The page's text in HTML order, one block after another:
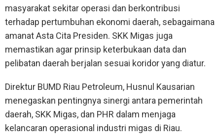
masyarakat sekitar operasi dan berkontribusi
terhadap pertumbuhan ekonomi daerah, sebagaimana
amanat Asta Cita Presiden. SKK Migas juga
memastikan agar prinsip keterbukaan data dan
pelibatan daerah berjalan sesuai koridor yang diatur.
Direktur BUMD Riau Petroleum, Husnul Kausarian
menegaskan pentingnya sinergi antara pemerintah
daerah, SKK Migas, dan PHR dalam menjaga
kelancaran operasional industri migas di Riau.